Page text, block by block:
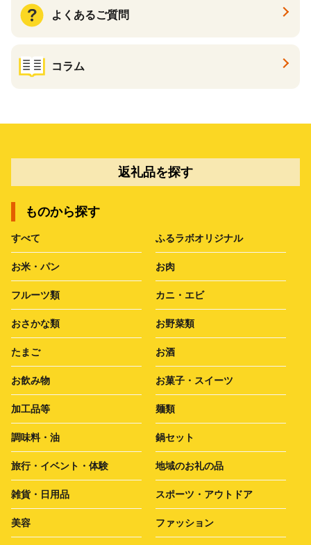
よくあるご質問
コラム
返礼品を探す
ものから探す
すべて ふるラボオリジナル
お米・パン お肉
フルーツ類 カニ・エビ
おさかな類 お野菜類
たまご お酒
お飲み物 お菓子・スイーツ
加工品等 麺類
調味料・油 鍋セット
旅行・イベント・体験 地域のお礼の品
雑貨・日用品 スポーツ・アウトドア
美容 ファッション